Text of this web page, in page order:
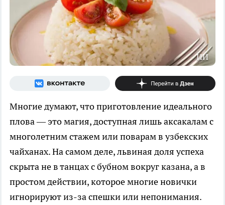
ИИ
Многие думают, что приготовление идеального
плова — это магия, доступная лишь аксакалам с
многолетним стажем или поварам в узбекских
чайханах. На самом деле, львиная доля успеха
скрыта не в танцах с бубном вокруг казана, а в
простом действии, которое многие новички
игнорируют из-за спешки или непонимания.